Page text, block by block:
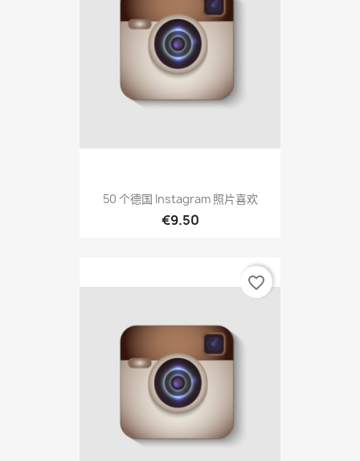
50 个德国 Instagram 照片喜欢
€9.50
favorite_border